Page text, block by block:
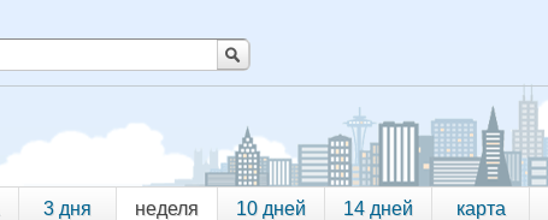
3 дня неделя 10 дней 14 дней карта